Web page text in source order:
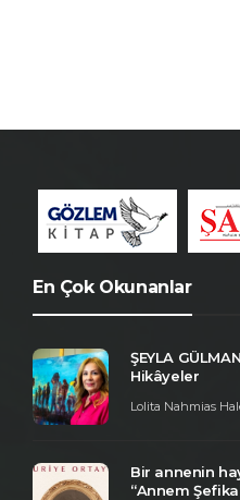
En Çok Okunanlar
ŞEYLA
Hikâyeler
Lolita Nahmias
Bir annenin
“Annem